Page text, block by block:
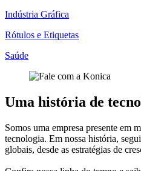
Indústria Gráfica
Rótulos e Etiquetas
Saúde
Uma história de
Somos uma empresa presente em
tecnologia. Em nossa história,
globais, desde as estratégias de